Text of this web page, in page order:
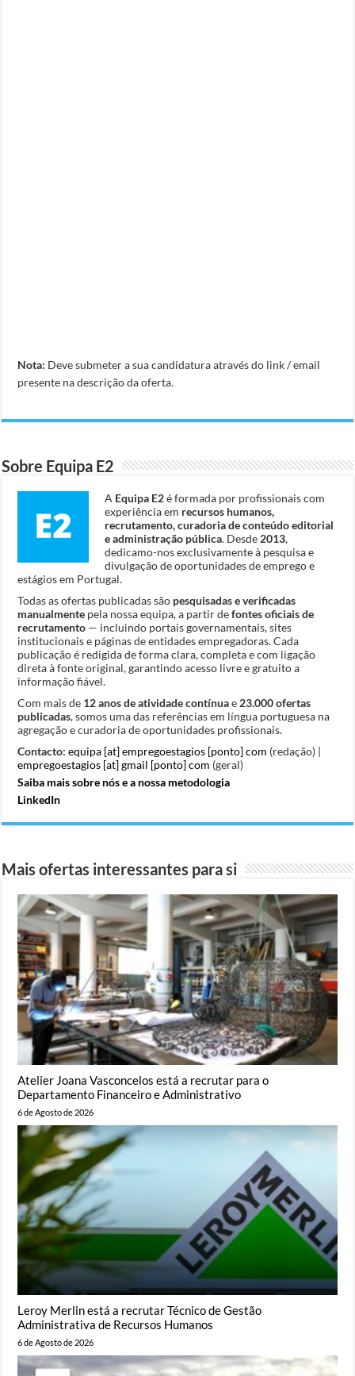
Nota: Deve submeter a sua candidatura através do link / email
presente na descrição da oferta.
Sobre Equipa E2
A Equipa E2é formada por profissionais com
experiência em recursos humanos,
recrutamento, curadoria de conteúdo editorial
e administração pública. Desde 2013,
dedicamo-nos exclusivamente à pesquisa e
divulgação de oportunidades de emprego e
estágios em Portugal.
Todas as ofertas publicadas são pesquisadas e verificadas
manualmente pela nossa equipa, a partir defontes oficiais de
recrutamento — incluindo portais governamentais, sites
institucionais e páginas de entidades empregadoras. Cada
publicação é redigida de forma clara, completa e com ligação
direta à fonte original, garantindo acesso livre e gratuito a
informação fiável.
Com mais de 12 anos de atividade contínuae 23.000 ofertas
publicadas, somos uma das referências em língua portuguesa na
agregação e curadoria de oportunidades profissionais.
Contacto: equipa [at] empregoestagios [ponto] com (redação) |
empregoestagios [at] gmail [ponto] com (geral)
Saiba mais sobre nós e a nossa metodologia
LinkedIn
Mais ofertas interessantes para si
Atelier Joana Vasconcelos está a recrutar para o
Departamento Financeiro e Administrativo
6 de Agosto de 2026
Leroy Merlin está a recrutar Técnico de Gestão
Administrativa de Recursos Humanos
6 de Agosto de 2026